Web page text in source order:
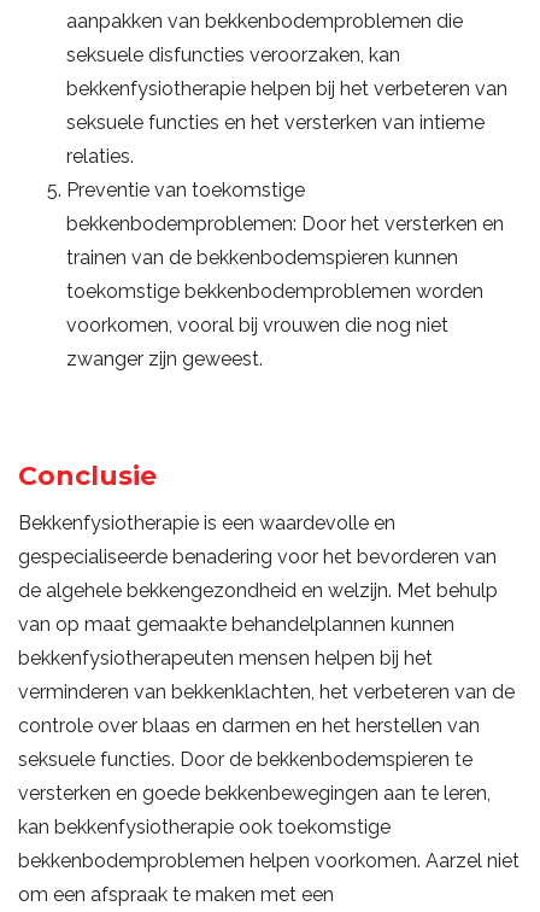
aanpakken van bekkenbodemproblemen die
seksuele disfuncties veroorzaken, kan
bekkenfysiotherapie helpen bij het verbeteren van
seksuele functies en het versterken van intieme
relaties.
Preventie van toekomstige
bekkenbodemproblemen: Door het versterken en
trainen van de bekkenbodemspieren kunnen
toekomstige bekkenbodemproblemen worden
voorkomen, vooral bij vrouwen die nog niet
zwanger zijn geweest.
Conclusie
Bekkenfysiotherapie is een waardevolle en
gespecialiseerde benadering voor het bevorderen van
de algehele bekkengezondheid en welzijn. Met behulp
van op maat gemaakte behandelplannen kunnen
bekkenfysiotherapeuten mensen helpen bij het
verminderen van bekkenklachten, het verbeteren van de
controle over blaas en darmen en het herstellen van
seksuele functies. Door de bekkenbodemspieren te
versterken en goede bekkenbewegingen aan te leren,
kan bekkenfysiotherapie ook toekomstige
bekkenbodemproblemen helpen voorkomen. Aarzel niet
om een afspraak te maken met een